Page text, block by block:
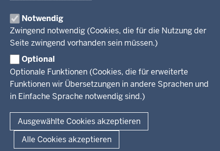
Notwendig
Zwingend notwendig (Cookies, die für die Nutzung der
Seite zwingend vorhanden sein müssen.)
Optional
Optionale Funktionen (Cookies, die für erweiterte
Funktionen wir Übersetzungen in andere Sprachen und
in Einfache Sprache notwendig sind.)
Ausgewählte Cookies akzeptieren
Alle Cookies akzeptieren
der
Fußzeile
Ministerium
Kinder
Jugend
Familie
LSBTIQ*
Gleichstellung
Flucht
Presse
Pressemitteilungen
Pressekontakt
Fotos
RSS-Feeds
Service
Broschürenservice
Bibliothek
Newsletter
Geschützter Kontakt
Landesportal NRW
Anfahrt
#WTFuture
Fußzeile
Seitenübersicht Kontakt Datenschutz